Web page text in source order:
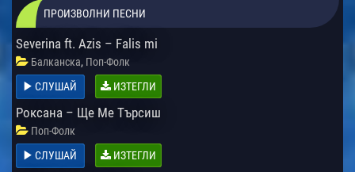
ПРОИЗВОЛНИ ПЕСНИ
Severina ft. Azis – Falis mi
Балканска, Поп-Фолк
СЛУШАЙ
ИЗТЕГЛИ
Роксана – Ще Ме Търсиш
Поп-Фолк
СЛУШАЙ
ИЗТЕГЛИ